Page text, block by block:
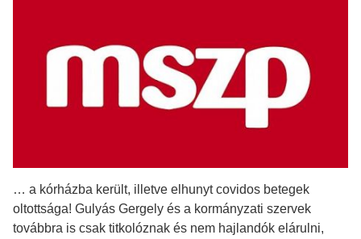
… a kórházba került, illetve elhunyt covidos betegek
oltottsága! Gulyás Gergely és a kormányzati szervek
továbbra is csak titkolóznak és nem hajlandók elárulni,